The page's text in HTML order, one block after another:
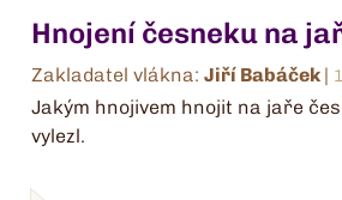
Hnojení česneku na
Zakladatel vlákna: Jiří Babáček |
Jakým hnojivem hnojit na jaře
vylezl.